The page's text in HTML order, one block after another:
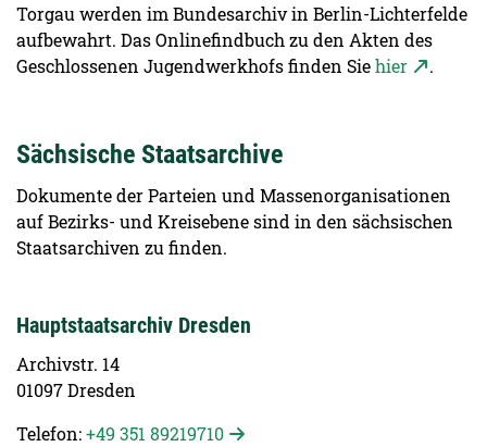
Torgau werden im Bundesarchiv in Berlin-Lichterfelde
aufbewahrt. Das Onlinefindbuch zu den Akten des
Geschlossenen Jugendwerkhofs finden Siehier .
Sächsische Staatsarchive
Dokumente der Parteien und Massenorganisationen
auf Bezirks- und Kreisebene sind in den sächsischen
Staatsarchiven zu finden.
Hauptstaatsarchiv Dresden
Archivstr. 14
01097 Dresden
Telefon:+49 351 89219710